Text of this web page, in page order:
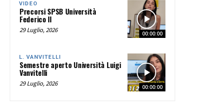
00:00:00
VIDEO
Precorsi SPSB Università
Federico II
29 Luglio, 2026
00:00:00
L. VANVITELLI
Semestre aperto Università Luigi
Vanvitelli
29 Luglio, 2026